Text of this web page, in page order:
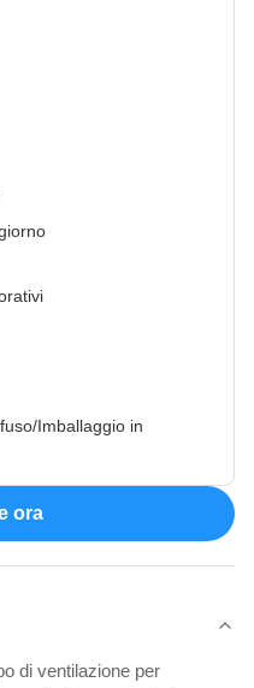
Imballaggio in
ora
di ventilazione per